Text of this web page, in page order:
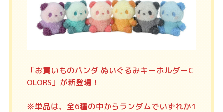
「お買いものパンダ ぬいぐるみキーホルダーC
OLORS」が新登場！
※単品は、全6種の中からランダムでいずれか1